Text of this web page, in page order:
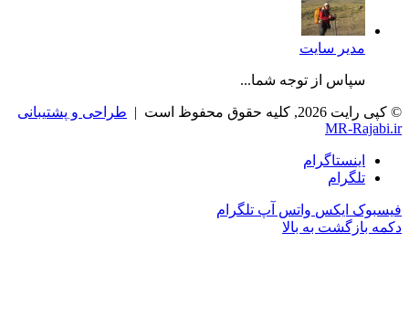
مدیر سایت
سپاس از توجه شما...
© کپی رایت 2026, کلیه حقوق محفوظ است |
طراحی و پشتیبانی
MR-Rajabi.ir
اینستاگرام
تلگرام
فیسبوک ایکس واتس آپ تلگرام
دکمه بازگشت به بالا